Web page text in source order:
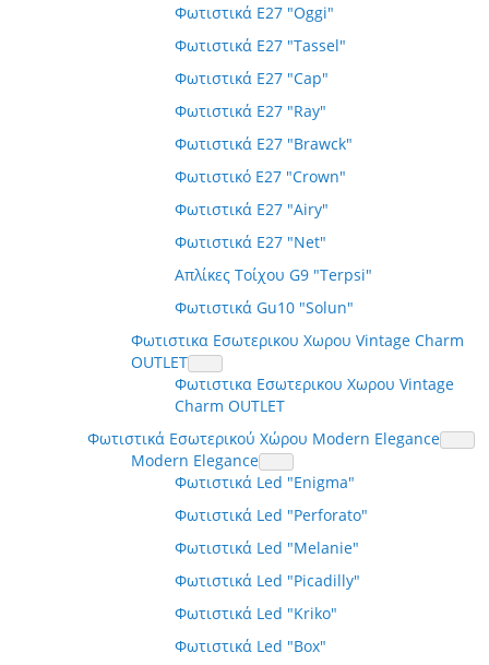
Φωτιστικά E27 "Oggi"
Φωτιστικά E27 "Tassel"
Φωτιστικά E27 "Cap"
Φωτιστικά E27 "Ray"
Φωτιστικά E27 "Brawck"
Φωτιστικό E27 "Crown"
Φωτιστικά E27 "Airy"
Φωτιστικά E27 "Net"
Απλίκες Τοίχου G9 "Terpsi"
Φωτιστικά Gu10 "Solun"
Φωτιστικα Εσωτερικου Χωρου Vintage Charm
OUTLET
Φωτιστικα Εσωτερικου Χωρου Vintage
Charm OUTLET
Φωτιστικά Εσωτερικού Χώρου Modern Elegance
Modern Elegance
Φωτιστικά Led "Enigma"
Φωτιστικά Led "Perforato"
Φωτιστικά Led "Melanie"
Φωτιστικά Led "Picadilly"
Φωτιστικά Led "Kriko"
Φωτιστικά Led "Box"